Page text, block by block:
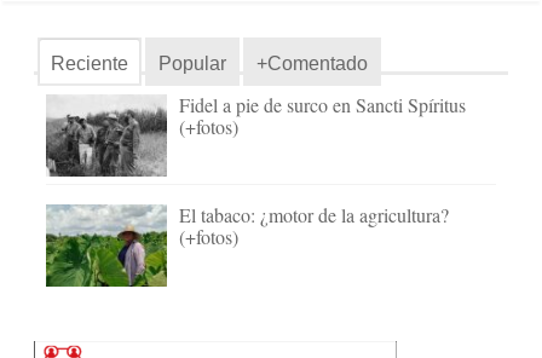
Reciente Popular +Comentado
Fidel a pie de surco en Sancti Spíritus
(+fotos)
El tabaco: ¿motor de la agricultura?
(+fotos)